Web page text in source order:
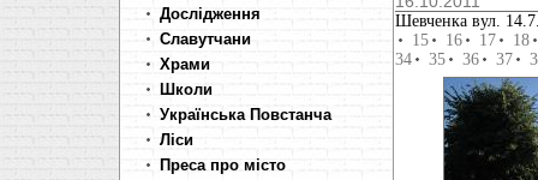
Дослідження
Славутчани
Храми
Школи
Українська Повстанча
Ліси
Преса про місто
Шевченка вул.
15
16 17
18
34
35 36 37